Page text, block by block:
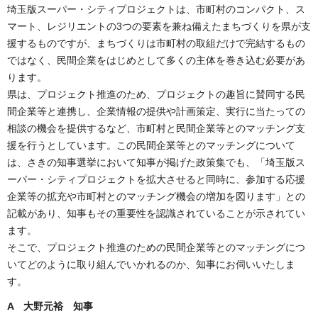
埼玉版スーパー・シティプロジェクトは、市町村のコンパクト、ス
マート、レジリエントの3つの要素を兼ね備えたまちづくりを県が支
援するものですが、まちづくりは市町村の取組だけで完結するもの
ではなく、民間企業をはじめとして多くの主体を巻き込む必要があ
ります。
県は、プロジェクト推進のため、プロジェクトの趣旨に賛同する民
間企業等と連携し、企業情報の提供や計画策定、実行に当たっての
相談の機会を提供するなど、市町村と民間企業等とのマッチング支
援を行うとしています。この民間企業等とのマッチングについて
は、さきの知事選挙において知事が掲げた政策集でも、「埼玉版ス
ーパー・シティプロジェクトを拡大させると同時に、参加する応援
企業等の拡充や市町村とのマッチング機会の増加を図ります」との
記載があり、知事もその重要性を認識されていることが示されてい
ます。
そこで、プロジェクト推進のための民間企業等とのマッチングにつ
いてどのように取り組んでいかれるのか、知事にお伺いいたしま
す。
A 大野元裕 知事